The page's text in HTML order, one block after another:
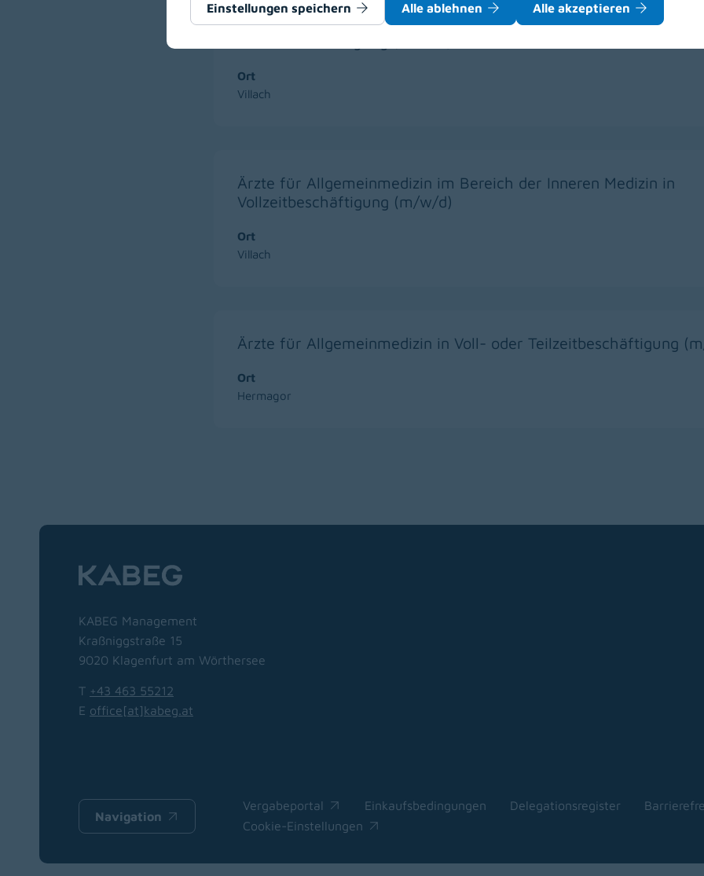
Ärzte für Allgemeinmedizin für das Institut für Pathologie in Voll-
Ort
Villach
Ärzte für Allgemeinmedizin im Bereich der Inneren Medizin in
Vollzeitbeschäftigung (m/w/d)
Ort
Villach
Ärzte für Allgemeinmedizin in Voll- oder Teilzeitbeschäftigung
Ort
Hermagor
KABEG Management
Kraßniggstraße 15
9020 Klagenfurt am Wörthersee
T +43 463 55212
E office[at]kabeg.at
Navigation
(opens in a new window)
Vergabeportal
(opens in a new window)
Einkaufsbedingungen Delegationsregister
Cookie-Einstellungen
(opens in a new window)
Einstellungen speichern Alle ablehnen Alle akzeptieren